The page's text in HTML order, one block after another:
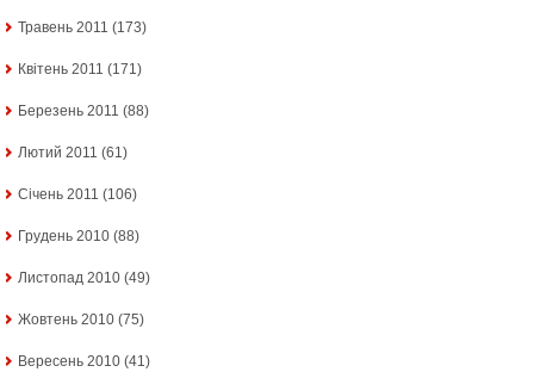
Травень 2011 (173)
Квітень 2011 (171)
Березень 2011 (88)
Лютий 2011 (61)
Січень 2011 (106)
Грудень 2010 (88)
Листопад 2010 (49)
Жовтень 2010 (75)
Вересень 2010 (41)